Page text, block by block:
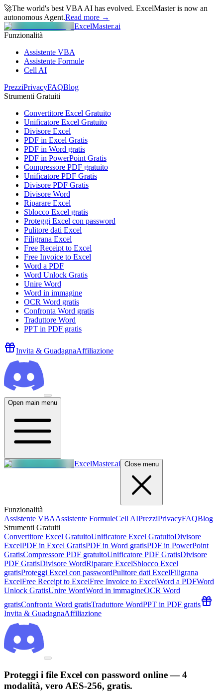
🚀The world's best VBA AI has evolved. ExcelMaster is now an
autonomous Agent.Read more →
ExcelMaster.ai
Funzionalità
Assistente VBA
Assistente Formule
Cell AI
PrezziPrivacyFAQBlog
Strumenti Gratuiti
Convertitore Excel Gratuito
Unificatore Excel Gratuito
Divisore Excel
PDF in Excel Gratis
PDF in Word gratis
PDF in PowerPoint Gratis
Compressore PDF gratuito
Unificatore PDF Gratis
Divisore PDF Gratis
Divisore Word
Riparare Excel
Sblocco Excel gratis
Proteggi Excel con password
Pulitore dati Excel
Filigrana Excel
Free Receipt to Excel
Free Invoice to Excel
Word a PDF
Word Unlock Gratis
Unire Word
Word in immagine
OCR Word gratis
Confronta Word gratis
Traduttore Word
PPT in PDF gratis
Invita & GuadagnaAffiliazione
Open main menu
ExcelMaster.ai Close menu
Funzionalità
Assistente VBAAssistente FormuleCell AIPrezziPrivacyFAQBlog
Strumenti Gratuiti
Convertitore Excel GratuitoUnificatore Excel GratuitoDivisore
ExcelPDF in Excel GratisPDF in Word gratisPDF in PowerPoint
GratisCompressore PDF gratuitoUnificatore PDF GratisDivisore
PDF GratisDivisore WordRiparare ExcelSblocco Excel
gratisProteggi Excel con passwordPulitore dati ExcelFiligrana
ExcelFree Receipt to ExcelFree Invoice to ExcelWord a PDFWord
Unlock GratisUnire WordWord in immagineOCR Word
gratisConfronta Word gratisTraduttore WordPPT in PDF gratis
Invita & GuadagnaAffiliazione
Proteggi i file Excel con password online — 4
modalità, vero AES-256, gratis.